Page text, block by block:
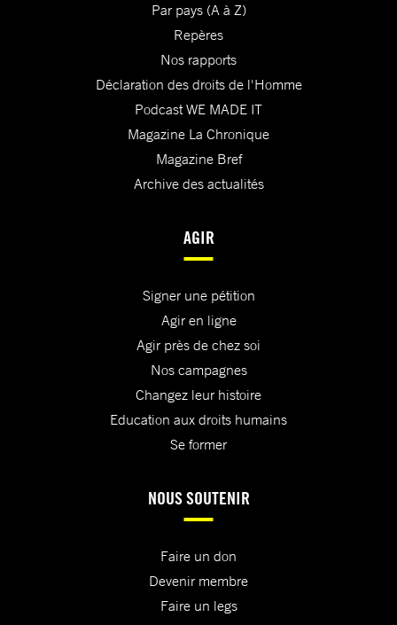
Par pays (A à Z)
Repères
Nos rapports
Déclaration des droits de l'Homme
Podcast WE MADE IT
Magazine La Chronique
Magazine Bref
Archive des actualités
AGIR
Signer une pétition
Agir en ligne
Agir près de chez soi
Nos campagnes
Changez leur histoire
Education aux droits humains
Se former
NOUS SOUTENIR
Faire un don
Devenir membre
Faire un legs